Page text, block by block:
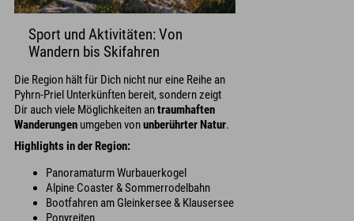
Sport und Aktivitäten: Von
Wandern bis Skifahren
Die Region hält für Dich nicht nur eine Reihe an
Pyhrn-Priel Unterkünften bereit, sondern zeigt
Dir auch viele Möglichkeiten antraumhaften
Wanderungen umgeben vonunberührter Natur.
Highlights in der Region:
Panoramaturm Wurbauerkogel
Alpine Coaster & Sommerrodelbahn
Bootfahren am Gleinkersee & Klausersee
Ponyreiten